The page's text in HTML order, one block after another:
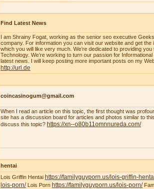
Find Latest News
I am Shrainy Fogat, working as the senior seo executive
company. For information you can visit our website and get
which you will like very much. We’re dedicated to providing
Technology. We’re working to turn our passion for
latest news. I will keep posting more important posts on my
http://url.de
coincasinogum@gmail.com
When I read an article on this topic, the first thought was
site has a discussion board for articles and photos similar to
discuss this topic? https://xn--o80b11omnnureda.com/
hentai
Lois Griffin Hentai https://familyguyporn.us/lois-griffin-
lois-porn/Lois Porn https://familyguyporn.us/lois-porn/